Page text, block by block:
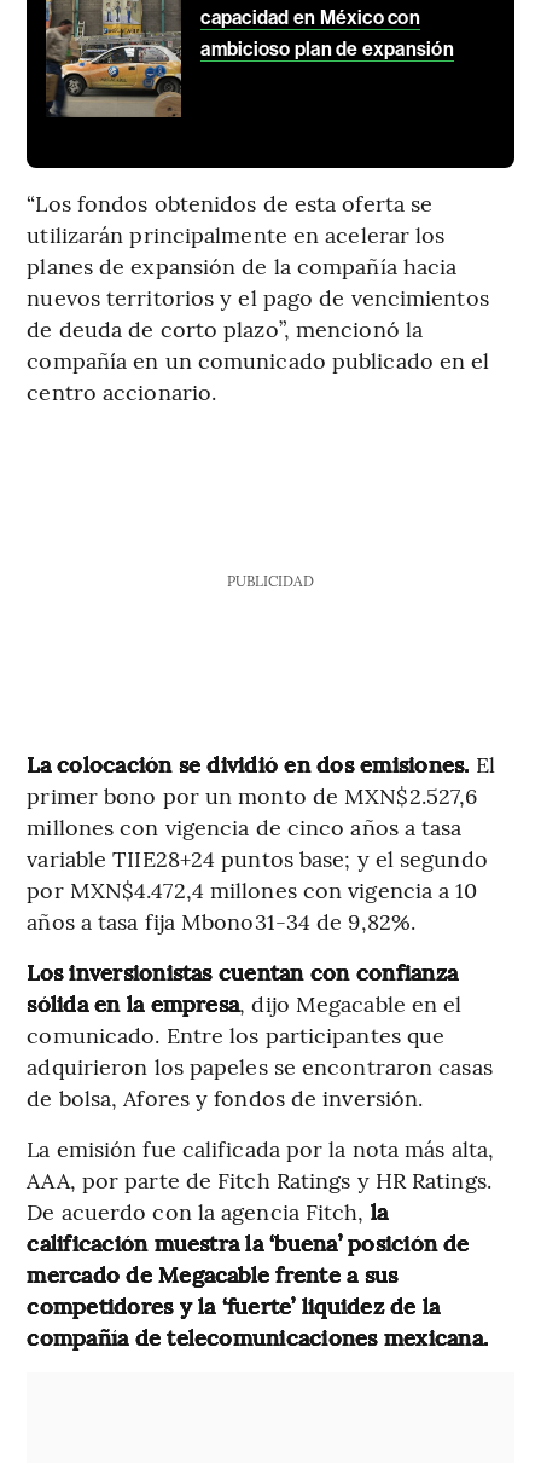
capacidad en México con
ambicioso plan de expansión
“Los fondos obtenidos de esta oferta se
utilizarán principalmente en acelerar los
planes de expansión de la compañía hacia
nuevos territorios y el pago de vencimientos
de deuda de corto plazo”, mencionó la
compañía en un comunicado publicado en el
centro accionario.
PUBLICIDAD
La colocación se dividió en dos emisiones. El
primer bono por un monto de MXN$2.527,6
millones con vigencia de cinco años a tasa
variable TIIE28+24 puntos base; y el segundo
por MXN$4.472,4 millones con vigencia a 10
años a tasa fija Mbono31-34 de 9,82%.
Los inversionistas cuentan con confianza
sólida en la empresa, dijo Megacable en el
comunicado. Entre los participantes que
adquirieron los papeles se encontraron casas
de bolsa, Afores y fondos de inversión.
La emisión fue calificada por la nota más alta,
AAA, por parte de Fitch Ratings y HR Ratings.
De acuerdo con la agencia Fitch, la
calificación muestra la ‘buena’ posición de
mercado de Megacable frente a sus
competidores y la ‘fuerte’ liquidez de la
compañía de telecomunicaciones mexicana.